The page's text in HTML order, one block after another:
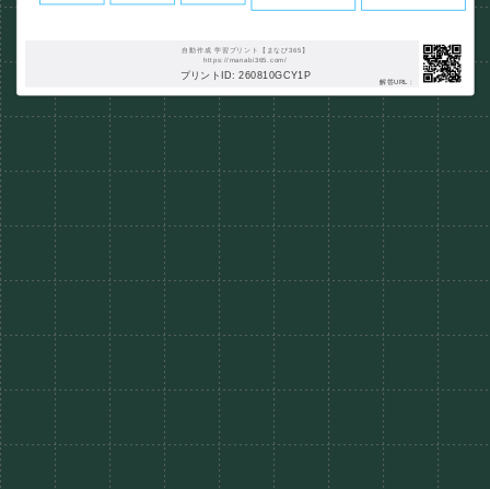
自動作成 学習プリント【まなび365】
https://manabi365.com/
プリントID: 260810GCY1P
解答URL :